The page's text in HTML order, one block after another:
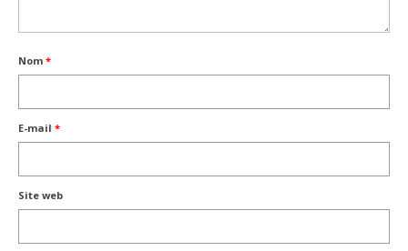
Nom *
E-mail *
Site web